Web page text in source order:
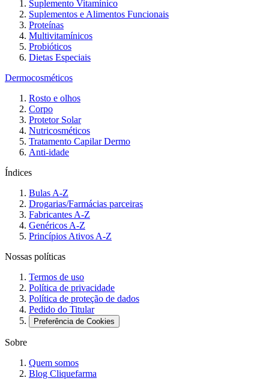
Suplemento Vitamínico
Suplementos e Alimentos Funcionais
Proteínas
Multivitamínicos
Probióticos
Dietas Especiais
Dermocosméticos
Rosto e olhos
Corpo
Protetor Solar
Nutricosméticos
Tratamento Capilar Dermo
Anti-idade
Índices
Bulas A-Z
Drogarias/Farmácias parceiras
Fabricantes A-Z
Genéricos A-Z
Princípios Ativos A-Z
Nossas políticas
Termos de uso
Política de privacidade
Política de proteção de dados
Pedido do Titular
Preferência de Cookies
Sobre
Quem somos
Blog Cliquefarma